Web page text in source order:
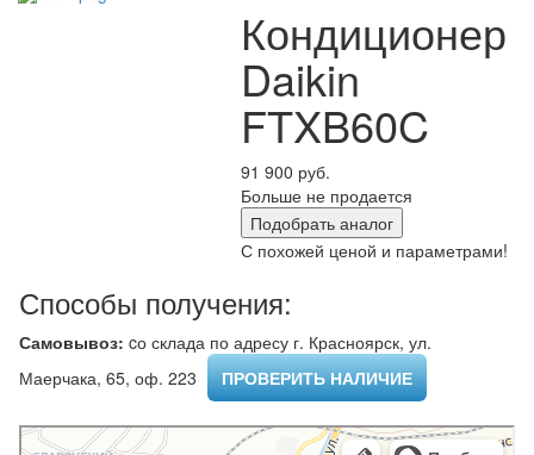
Кондиционер
Daikin
FTXB60C
91 900 руб.
Больше не продается
Подобрать аналог
С похожей ценой и параметрами!
Способы получения:
Самовывоз: cо склада по адресу г. Красноярск, ул.
Маерчака, 65, оф. 223 ​
ПРОВЕРИТЬ НАЛИЧИЕ